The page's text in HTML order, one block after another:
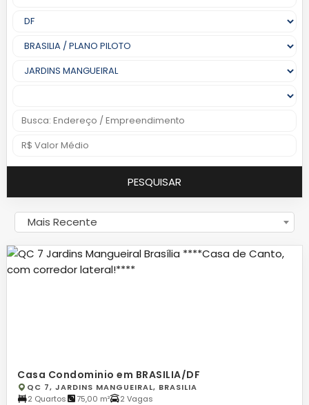
PESQUISAR
Mais Recente
Casa Condominio em BRASILIA/DF
QC 7, JARDINS MANGUEIRAL, BRASILIA
2 Quartos
75,00 m² 2 Vagas